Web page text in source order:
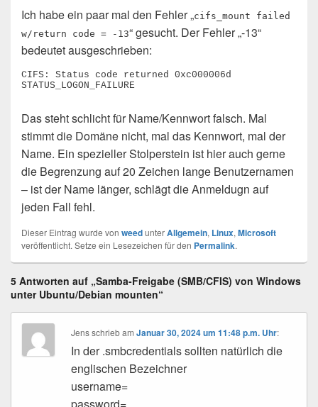
Ich habe ein paar mal den Fehler „cifs_mount failed
w/return code = -13“ gesucht. Der Fehler „-13“
bedeutet ausgeschrieben:
CIFS: Status code returned 0xc000006d
STATUS_LOGON_FAILURE
Das steht schlicht für Name/Kennwort falsch. Mal
stimmt die Domäne nicht, mal das Kennwort, mal der
Name. Ein spezieller Stolperstein ist hier auch gerne
die Begrenzung auf 20 Zeichen lange Benutzernamen
– ist der Name länger, schlägt die Anmeldugn auf
jeden Fall fehl.
Dieser Eintrag wurde von weedunterAllgemein, Linux, Microsoft
veröffentlicht. Setze ein Lesezeichen für den Permalink.
5 Antworten auf „Samba-Freigabe (SMB/CFIS) von Windows
unter Ubuntu/Debian mounten“
Jens schriebamJanuar 30, 2024 um 11:48 p.m. Uhr:
In der .smbcredentials sollten natürlich die
englischen Bezeichner
username=
password=